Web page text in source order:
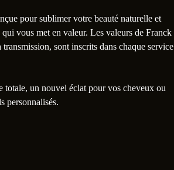
pour sublimer votre beauté naturelle et
vous met en valeur. Les valeurs de Franck
sont inscrits dans chaque service
totale, un nouvel éclat pour vos cheveux ou
personnalisés.